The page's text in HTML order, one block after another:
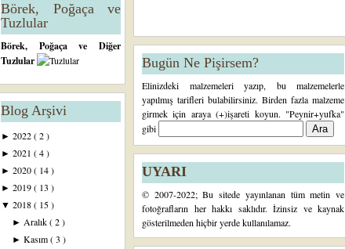
Börek, Poğaça ve
Tuzlular
Börek, Poğaça ve Diğer
Tuzlular
Blog Arşivi
► 2022( 2 )
► 2021 ( 4 )
► 2020( 14 )
► 2019( 13 )
▼ 2018( 15 )
►Aralık( 2 )
►Kasım( 3 )
Bugün Ne Pişirsem?
Elinizdeki malzemeleri yazıp, bu malzemelerle
yapılmış tarifleri bulabilirsiniz. Birden fazla malzeme
girmek için araya (+)işareti koyun. "Peynir+yufka"
gibi
UYARI
© 2007-2022; Bu sitede yayınlanan tüm metin ve
fotoğrafların her hakkı saklıdır. İzinsiz ve kaynak
gösterilmeden hiçbir yerde kullanılamaz.